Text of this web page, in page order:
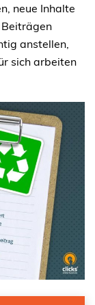
neue Inhalte
Beiträgen
anstellen,
sich arbeiten